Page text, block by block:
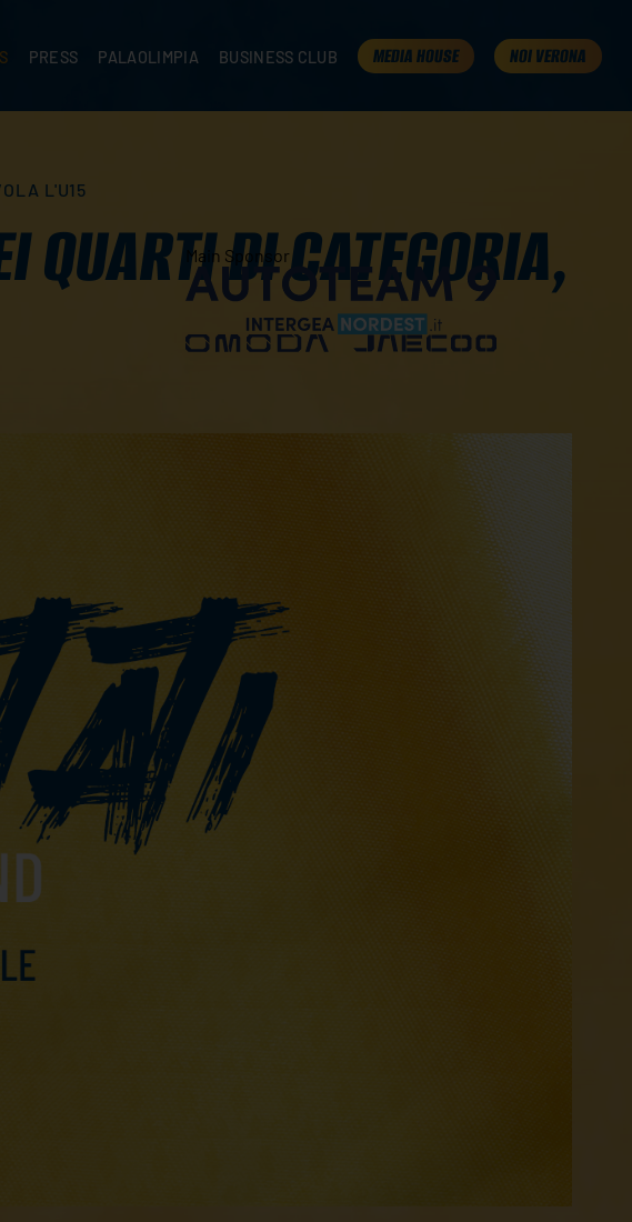
PRESS PALAOLIMPIA BUSINESS CLUB MEDIA HOUSE NOI VERONA
L'U15
QUARTI DI CATEGORIA,
Main Sponsor